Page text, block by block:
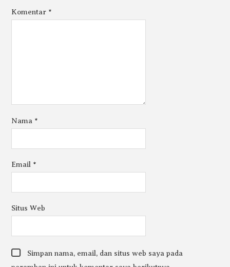
Komentar *
Nama *
Email *
Situs Web
Simpan nama, email, dan situs web saya pada